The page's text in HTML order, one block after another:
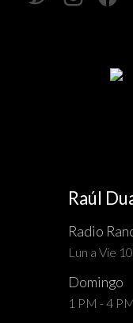
Raúl
Radio
Lun a Vie
Domingo
1 PM - 4 PM